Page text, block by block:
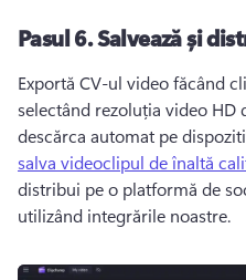
Pasul 6. Salvează și
Exportă CV-ul video făcând
selectând rezoluția video HD
descărca automat pe
salva videoclipul de înaltă
distribui pe o platformă de
utilizând integrările noastre.